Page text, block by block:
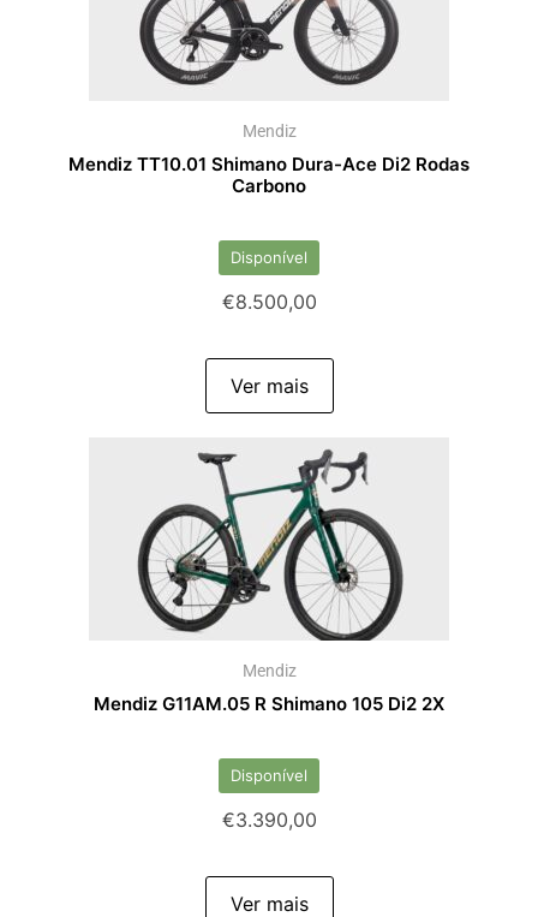
Mendiz
Mendiz TT10.01 Shimano Dura-Ace Di2 Rodas
Carbono
Disponível
€8.500,00
Ver mais
Mendiz
Mendiz G11AM.05 R Shimano 105 Di2 2X
Disponível
€3.390,00
Ver mais